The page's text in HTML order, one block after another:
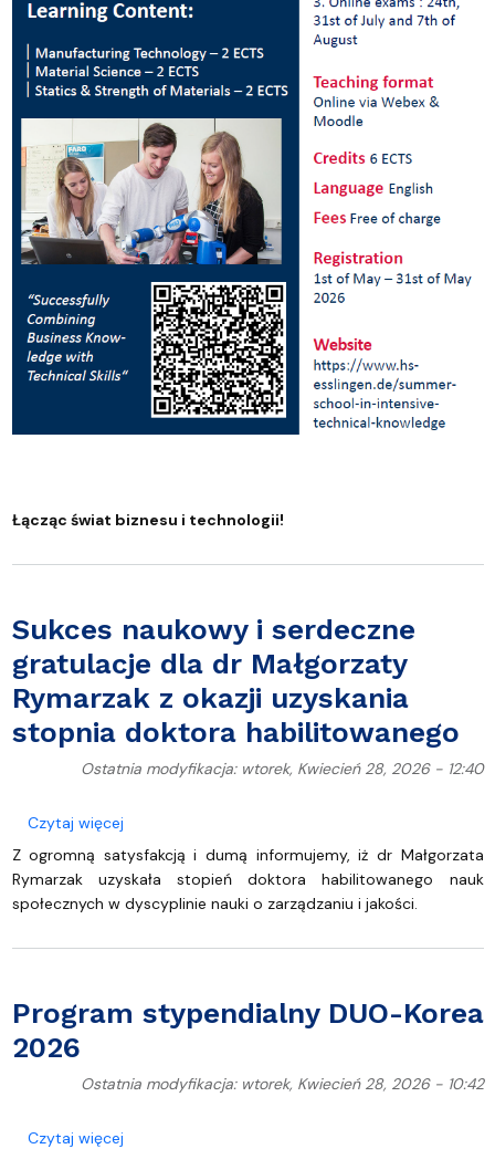
Łącząc świat biznesu i technologii!
Sukces naukowy i serdeczne
gratulacje dla dr Małgorzaty
Rymarzak z okazji uzyskania
stopnia doktora habilitowanego
Ostatnia modyfikacja: wtorek, Kwiecień 28, 2026 - 12:40
Czytaj więcejo Sukces naukowy i serdeczne gratulacje dla dr
Z ogromną satysfakcją i dumą informujemy, iż dr Małgorzata
Rymarzak uzyskała stopień doktora habilitowanego nauk
społecznych w dyscyplinie nauki o zarządzaniu i jakości.
Program stypendialny DUO-Korea
2026
Ostatnia modyfikacja: wtorek, Kwiecień 28, 2026 - 10:42
Czytaj więcejo Program stypendialny DUO-Korea 2026